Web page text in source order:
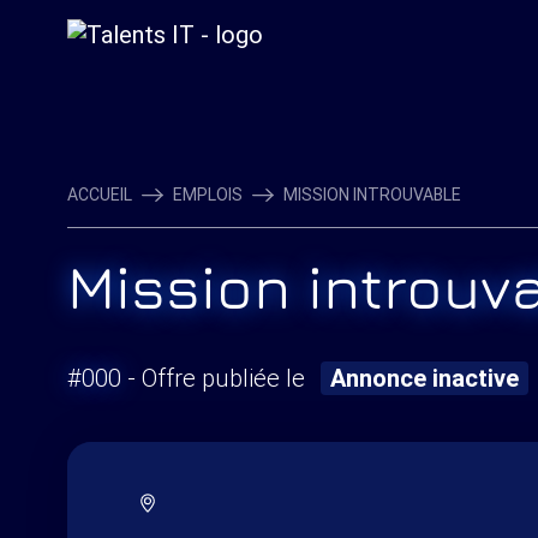
ACCUEIL EMPLOIS MISSION INTROUVABLE
Mission
#000 - Offre publiée le Annonce inactive